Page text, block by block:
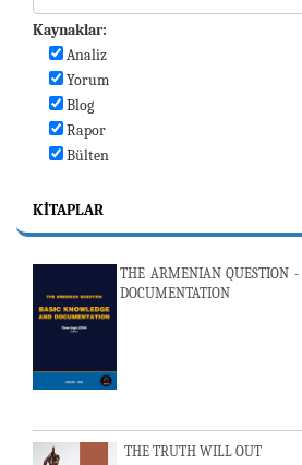
Kaynaklar:
Analiz
Yorum
Blog
Rapor
Bülten
KITAPLAR
THE ARMENIAN QUESTION -
DOCUMENTATION
THE TRUTH WILL OUT